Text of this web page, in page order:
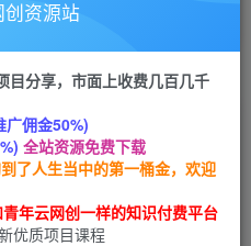
技术实操课：GPT
落地方案
关注 私信
资源站
目分享，市面上收费几百几千
广佣金50%)
全站资源免费下载
了人生当中的第一桶金，欢迎
年云网创一样的知识付费平台
优质项目课程